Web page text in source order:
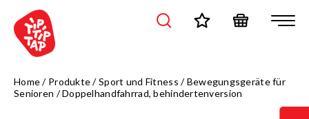
Home/ Produkte/Sport und Fitness /Bewegungsgeräte für
Senioren /Doppelhandfahrrad, behindertenversion